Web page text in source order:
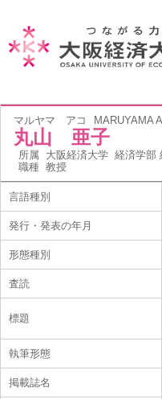
マルヤマ アコ MARUYAMA
丸山 亜子
所属 大阪経済大学 経済学部
職種 教授
言語種別
発行・発表の年月
形態種別
査読
標題
執筆形態
掲載誌名